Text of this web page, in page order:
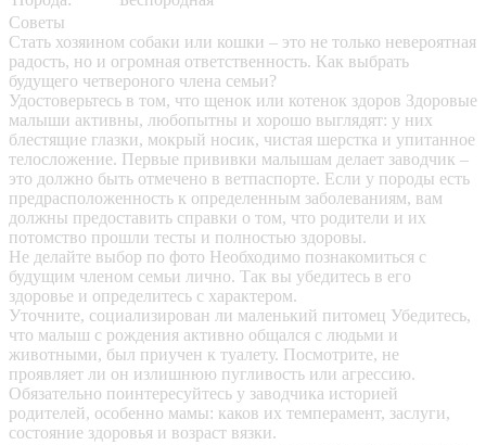
Советы
Стать хозяином собаки или кошки – это не только невероятная
радость, но и огромная ответственность. Как выбрать
будущего четвероного члена семьи?
Удостоверьтесь в том, что щенок или котенок здоров Здоровые
малыши активны, любопытны и хорошо выглядят: у них
блестящие глазки, мокрый носик, чистая шерстка и упитанное
телосложение. Первые прививки малышам делает заводчик –
это должно быть отмечено в ветпаспорте. Если у породы есть
предрасположенность к определенным заболеваниям, вам
должны предоставить справки о том, что родители и их
потомство прошли тесты и полностью здоровы.
Не делайте выбор по фото Необходимо познакомиться с
будущим членом семьи лично. Так вы убедитесь в его
здоровье и определитесь с характером.
Уточните, социализирован ли маленький питомец Убедитесь,
что малыш с рождения активно общался с людьми и
животными, был приучен к туалету. Посмотрите, не
проявляет ли он излишнюю пугливость или агрессию.
Обязательно поинтересуйтесь у заводчика историей
родителей, особенно мамы: каков их темперамент, заслуги,
состояние здоровья и возраст вязки.